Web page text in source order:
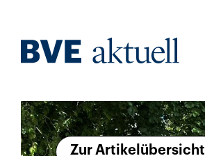
Zur Artikelübersicht